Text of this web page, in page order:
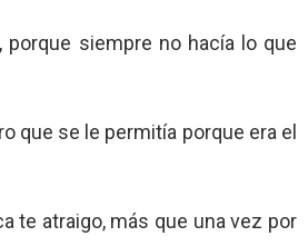
porque siempre no hacía lo que
que se le permitía porque era el
te atraigo, más que una vez por